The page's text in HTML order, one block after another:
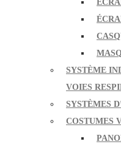
SYSTÈME
VOIES
SYSTÈMES
COSTUMES